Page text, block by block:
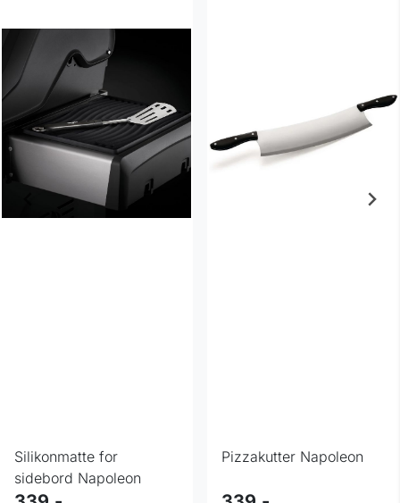
Silikonmatte for
sidebord Napoleon
Pizzakutter Napoleon